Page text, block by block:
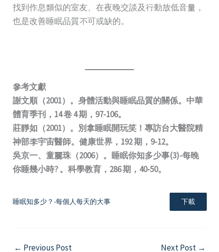
找到作息類似的室友、在夜晚交談及行動放低音量，
也是改善睡眠品質不可或缺的。
參考文獻
謝文順（2001）。身體活動與睡眠品質的關係。中華
體育季刊，14 卷 4 期，97-106。
莊靜如（2001）。別拿睡眠開玩笑！專訪台大醫院精
神部李宇宙醫師。健康世界，192 期，9-12。
吳京一、童麗珠（2006）。睡眠你知多少事(3)-每晚
你睡幾小時? 。科學教育，286 期，40-50。
睡眠知多少？-每個人每天的大事 下載
← Previous Post Next Post →